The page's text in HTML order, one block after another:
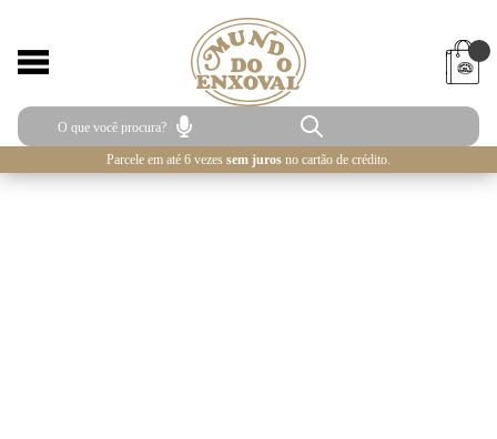
Parcele em até 6 vezes sem juros no cartão de crédito.